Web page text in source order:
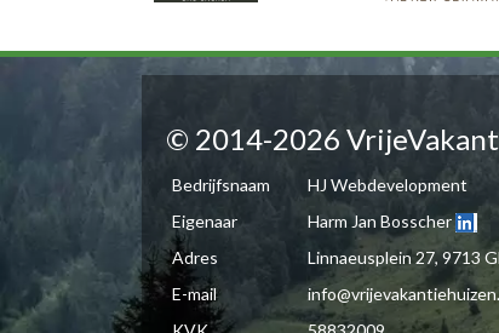
© 2014-2026
Bedrijfsnaam
HJ Webdevelopment
Eigenaar
Harm Jan Bosscher
Adres
Linnaeusplein 27, 9713
E-mail